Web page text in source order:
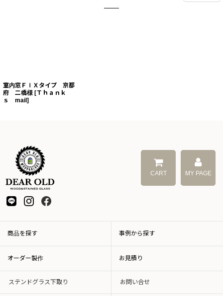
室内窓ＦＩＸタイプ 京都
府 二橋様 [Ｔｈａｎｋ
ｓ mail ]
CART MY PAGE
商品を探す 事例から探す
オーダー製作 お見積り
ステンドグラス下取り お問い合せ